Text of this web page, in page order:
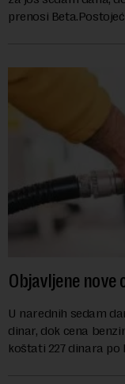
prenosi
Objavljene nove
U narednih sedam
dinar, dok cena
koštati 227 dinara po